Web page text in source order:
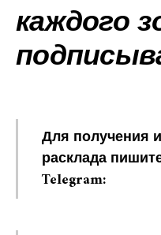
каждого
Для получения
расклада
Telegram: